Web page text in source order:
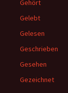
Gehört
Gelebt
Gelesen
Geschrieben
Gesehen
Gezeichnet